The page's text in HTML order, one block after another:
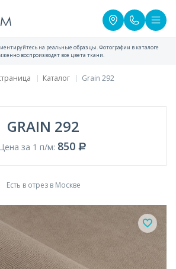
на реальные образцы. Фотографии в каталоге
воспроизводят все цвета ткани.
Каталог Grain 292
GRAIN 292
за 1 п/м: 850
Есть в отрез в Москве